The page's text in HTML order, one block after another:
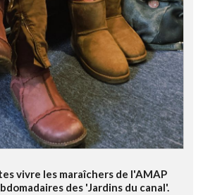
vivre les maraîchers de l'AMAP
des 'Jardins du canal'.